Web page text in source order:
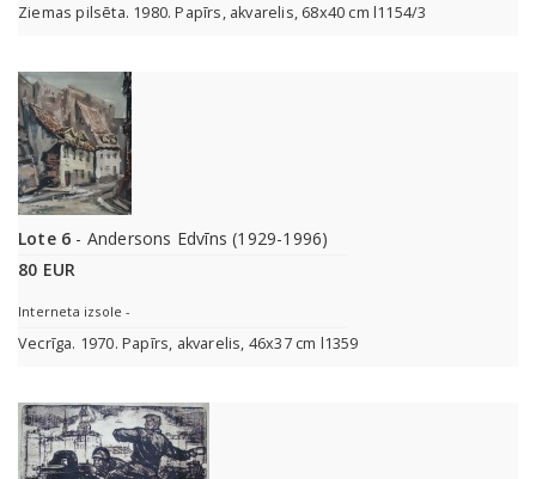
Ziemas pilsēta. 1980. Papīrs, akvarelis, 68x40 cm l1154/3
Lote 6 - Andersons Edvīns (1929-1996)
80 EUR
Interneta izsole -
Vecrīga. 1970. Papīrs, akvarelis, 46x37 cm l1359